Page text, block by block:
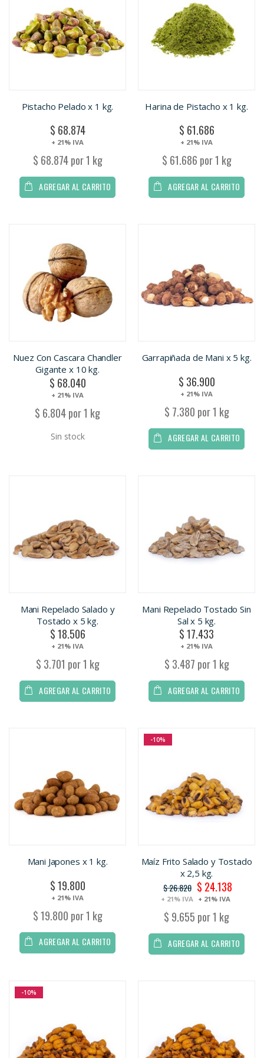
Pistacho Pelado x 1 kg.
$ 68.874
+ 21% IVA
$ 68.874 por 1 kg
AGREGAR AL CARRITO
Harina de Pistacho x 1 kg.
$ 61.686
+ 21% IVA
$ 61.686 por 1 kg
AGREGAR AL CARRITO
Nuez Con Cascara Chandler
Gigante x 10 kg.
$ 68.040
+ 21% IVA
$ 6.804 por 1 kg
Sin stock
Garrapiñada de Mani x 5 kg.
$ 36.900
+ 21% IVA
$ 7.380 por 1 kg
AGREGAR AL CARRITO
Mani Repelado Salado y
Tostado x 5 kg.
$ 18.506
+ 21% IVA
$ 3.701 por 1 kg
AGREGAR AL CARRITO
Mani Repelado Tostado Sin
Sal x 5 kg.
$ 17.433
+ 21% IVA
$ 3.487 por 1 kg
AGREGAR AL CARRITO
Mani Japones x 1 kg.
$ 19.800
+ 21% IVA
$ 19.800 por 1 kg
AGREGAR AL CARRITO
-10%
Maíz Frito Salado y Tostado
x 2,5 kg.
$ 26.820
+ 21% IVA
Oferta
$ 24.138
+ 21% IVA
$ 9.655 por 1 kg
AGREGAR AL CARRITO
-10%